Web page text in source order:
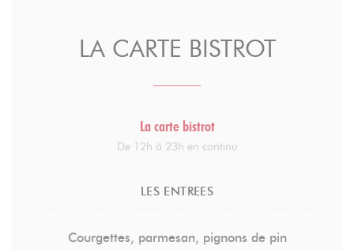
LA CARTE BISTROT
La carte bistrot
De 12h à 23h en continu
LES ENTREES
Courgettes, parmesan, pignons de pin